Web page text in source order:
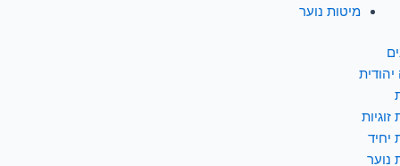
מיטות נוער
יחיד
נוער